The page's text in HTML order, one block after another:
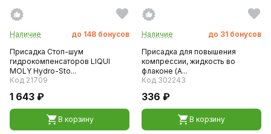
Наличие до 148 бонусов
Присадка Стоп-шум
гидрокомпенсаторов LIQUI
MOLY Hydro-Sto...
Код 21709
1 643 ₽
В корзину
Наличие до 31 бонусов
Присадка для повышения
компрессии, жидкость во
флаконе (А...
Код 302243
336 ₽
В корзину